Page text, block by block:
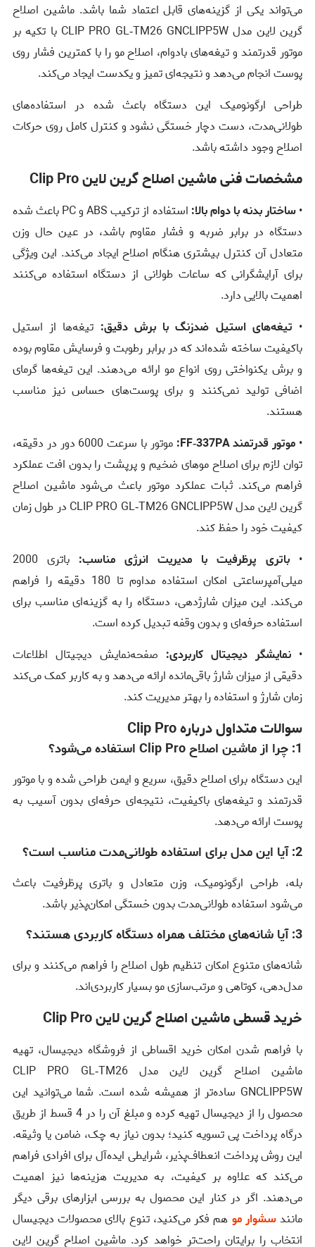
می‌تواند یکی از گزینه‌های قابل اعتماد شما باشد. ماشین اصلاح
گرین لاین مدل CLIP PRO GL‑TM26 GNCLIPP5W با تکیه بر
موتور قدرتمند و تیغه‌های بادوام، اصلاح مو را با کمترین فشار روی
پوست انجام می‌دهد و نتیجه‌ای تمیز و یکدست ایجاد می‌کند.
طراحی ارگونومیک این دستگاه باعث شده در استفاده‌های
طولانی‌مدت، دست دچار خستگی نشود و کنترل کامل روی حرکات
اصلاح وجود داشته باشد.
مشخصات فنی ماشین اصلاح گرین لاین Clip Pro
•ساختار بدنه با دوام بالا:
استفاده از ترکیب ABS و PC باعث شده
دستگاه در برابر ضربه و فشار مقاوم باشد، در عین حال وزن
متعادل آن کنترل بیشتری هنگام اصلاح ایجاد می‌کند. این ویژگی
برای آرایشگرانی که ساعات طولانی از دستگاه استفاده می‌کنند
اهمیت بالایی دارد.
• تیغه‌های استیل ضدزنگ با برش دقیق: تیغه‌ها از استیل
باکیفیت ساخته شده‌اند که در برابر رطوبت و فرسایش مقاوم بوده
و برش یکنواختی روی انواع مو ارائه می‌دهند. این تیغه‌ها گرمای
اضافی تولید نمی‌کنند و برای پوست‌های حساس نیز مناسب
هستند.
• موتور قدرتمند FF‑337PA:
موتور با سرعت 6000 دور در دقیقه،
توان لازم برای اصلاح موهای ضخیم و پرپشت را بدون افت عملکرد
فراهم می‌کند. ثبات عملکرد موتور باعث می‌شود ماشین اصلاح
گرین لاین مدل CLIP PRO GL‑TM26 GNCLIPP5W در طول زمان
کیفیت خود را حفظ کند.
• باتری پرظرفیت با مدیریت انرژی مناسب:
باتری 2000
میلی‌آمپرساعتی امکان استفاده مداوم تا 180 دقیقه را فراهم
می‌کند. این میزان شارژدهی، دستگاه را به گزینه‌ای مناسب برای
استفاده حرفه‌ای و بدون وقفه تبدیل کرده است.
• نمایشگر دیجیتال کاربردی: صفحه‌نمایش دیجیتال اطلاعات
دقیقی از میزان شارژ باقی‌مانده ارائه می‌دهد و به کاربر کمک می‌کند
زمان شارژ و استفاده را بهتر مدیریت کند.
سوالات متداول درباره Clip Pro
1: چرا از ماشین اصلاح Clip Pro استفاده می‌شود؟
این دستگاه برای اصلاح دقیق، سریع و ایمن طراحی شده و با موتور
قدرتمند و تیغه‌های باکیفیت، نتیجه‌ای حرفه‌ای بدون آسیب به
پوست ارائه می‌دهد.
2: آیا این مدل برای استفاده طولانی‌مدت مناسب است؟
بله، طراحی ارگونومیک، وزن متعادل و باتری پرظرفیت باعث
می‌شود استفاده طولانی‌مدت بدون خستگی امکان‌پذیر باشد.
3: آیا شانه‌های مختلف همراه دستگاه کاربردی هستند؟
شانه‌های متنوع امکان تنظیم طول اصلاح را فراهم می‌کنند و برای
مدل‌دهی، کوتاهی و مرتب‌سازی مو بسیار کاربردی‌اند.
خرید قسطی ماشین اصلاح گرین لاین Clip Pro
با فراهم شدن امکان خرید اقساطی از فروشگاه دیجیسال، تهیه
ماشین اصلاح گرین لاین مدل CLIP PRO GL‑TM26
GNCLIPP5W ساده‌تر از همیشه شده است. شما می‌توانید این
محصول را از دیجیسال تهیه کرده و مبلغ آن را در 4 قسط از طریق
درگاه پرداخت پی تسویه کنید؛ بدون نیاز به چک، ضامن یا وثیقه.
این روش پرداخت انعطاف‌پذیر، شرایطی ایده‌آل برای افرادی فراهم
می‌کند که علاوه بر کیفیت، به مدیریت هزینه‌ها نیز اهمیت
می‌دهند. اگر در کنار این محصول به بررسی ابزارهای برقی دیگر
مانندسشوار مو هم فکر می‌کنید، تنوع بالای محصولات دیجیسال
انتخاب را برایتان راحت‌تر خواهد کرد. ماشین اصلاح گرین لاین